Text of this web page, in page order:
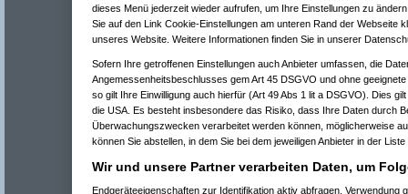
dieses Menü jederzeit wieder aufrufen, um Ihre Einstellungen zu
Sie auf den Link Cookie-Einstellungen am unteren Rand der Webseite
unseres Website. Weitere Informationen finden Sie in unserer
Sofern Ihre getroffenen Einstellungen auch Anbieter umfassen, die
Angemessenheitsbeschlusses gem Art 45 DSGVO und ohne
so gilt Ihre Einwilligung auch hierfür (Art 49 Abs 1 lit a DSGVO). Dies
die USA. Es besteht insbesondere das Risiko, dass Ihre Daten durch
Überwachungszwecken verarbeitet werden können, möglicherweise
können Sie abstellen, in dem Sie bei dem jeweiligen Anbieter in der
Wir und unsere Partner verarbeiten Daten, um
Endgeräteeigenschaften zur Identifikation aktiv abfragen. Verwendung